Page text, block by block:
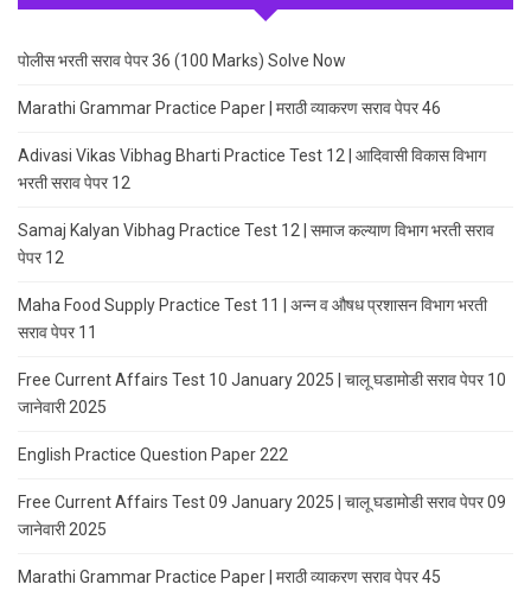
पोलीस भरती सराव पेपर 36 (100 Marks) Solve Now
Marathi Grammar Practice Paper | मराठी व्याकरण सराव पेपर 46
Adivasi Vikas Vibhag Bharti Practice Test 12 | आदिवासी विकास विभाग
भरती सराव पेपर 12
Samaj Kalyan Vibhag Practice Test 12 | समाज कल्याण विभाग भरती सराव
पेपर 12
Maha Food Supply Practice Test 11 | अन्न व औषध प्रशासन विभाग भरती
सराव पेपर 11
Free Current Affairs Test 10 January 2025 | चालू घडामोडी सराव पेपर 10
जानेवारी 2025
English Practice Question Paper 222
Free Current Affairs Test 09 January 2025 | चालू घडामोडी सराव पेपर 09
जानेवारी 2025
Marathi Grammar Practice Paper | मराठी व्याकरण सराव पेपर 45